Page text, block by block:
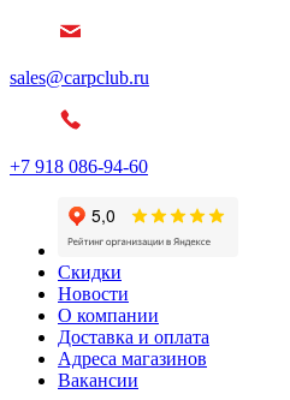
sales@carpclub.ru
+7 918 086-94-60
Скидки
Новости
О компании
Доставка и оплата
Адреса магазинов
Вакансии